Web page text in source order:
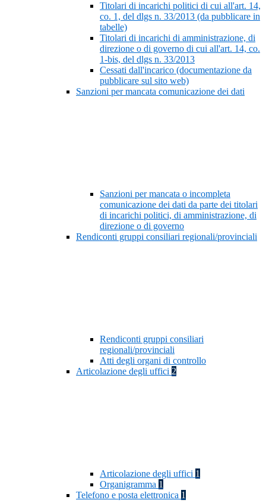
Titolari di incarichi politici di cui all'art. 14,
co. 1, del dlgs n. 33/2013 (da pubblicare in
tabelle)
Titolari di incarichi di amministrazione, di
direzione o di governo di cui all'art. 14, co.
1-bis, del dlgs n. 33/2013
Cessati dall'incarico (documentazione da
pubblicare sul sito web)
Sanzioni per mancata comunicazione dei dati
Sanzioni per mancata o incompleta
comunicazione dei dati da parte dei titolari
di incarichi politici, di amministrazione, di
direzione o di governo
Rendiconti gruppi consiliari regionali/provinciali
Rendiconti gruppi consiliari
regionali/provinciali
Atti degli organi di controllo
Articolazione degli uffici 2
Articolazione degli uffici 1
Organigramma 1
Telefono e posta elettronica 1